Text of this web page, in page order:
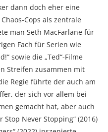
dann doch eher eine
Cops als zentrale
man Seth MacFarlane für
Fach für Serien wie
sowie die „Ted“-Filme
Streifen zusammen mit
Regie führte der auch am
der sich vor allem bei
gemacht hat, aber auch
Stop Never Stopping“ (2016)